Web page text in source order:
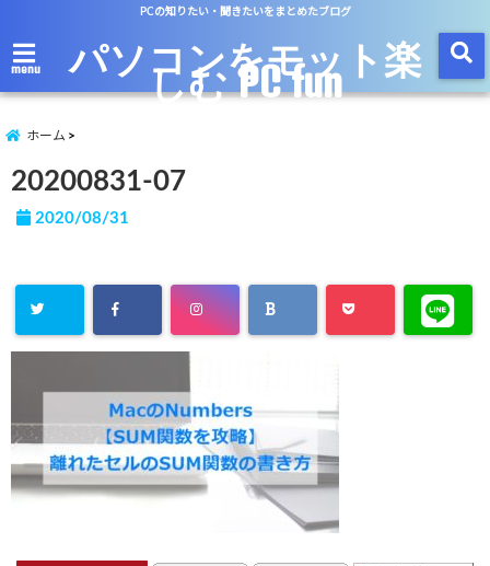
PCの知りたい・聞きたいをまとめたブログ
menu パソコンをモット楽
しむ PC fun
ホーム
20200831-07
2020/08/31